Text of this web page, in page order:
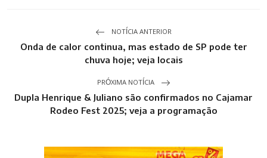
NOTÍCIA ANTERIOR
Onda de calor continua, mas estado de SP pode ter
chuva hoje; veja locais
PRÓXIMA NOTÍCIA
Dupla Henrique & Juliano são confirmados no Cajamar
Rodeo Fest 2025; veja a programação